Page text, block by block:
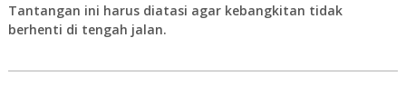
Tantangan ini harus diatasi agar kebangkitan tidak
berhenti di tengah jalan.